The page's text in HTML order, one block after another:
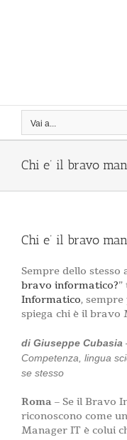
Vai a...
Chi e’ il bravo
Chi e’ il bravo
Sempre dello stesso
bravo informatico?
Informatico,
spiega chi è il
di Giuseppe Cubasia
Competenza, lingua
se stesso
Roma – Se il Bravo
riconoscono come
Manager IT è colui